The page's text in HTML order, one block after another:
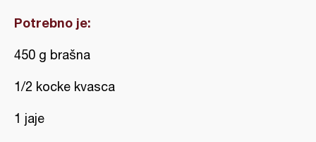
Potrebno je:
450 g brašna
1/2 kocke kvasca
1 jaje